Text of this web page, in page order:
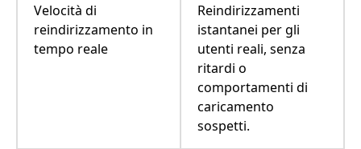
Velocità di
reindirizzamento in
tempo reale
Reindirizzamenti
istantanei per gli
utenti reali, senza
ritardi o
comportamenti di
caricamento
sospetti.